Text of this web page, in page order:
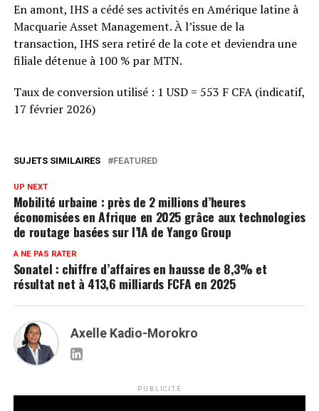
En amont, IHS a cédé ses activités en Amérique latine à
Macquarie Asset Management. À l’issue de la
transaction, IHS sera retiré de la cote et deviendra une
filiale détenue à 100 % par MTN.
Taux de conversion utilisé : 1 USD = 553 F CFA (indicatif,
17 février 2026)
SUJETS SIMILAIRES FEATURED
UP NEXT
Mobilité urbaine : près de 2 millions d’heures
économisées en Afrique en 2025 grâce aux technologies
de routage basées sur l’IA de Yango Group
A NE PAS RATER
Sonatel : chiffre d’affaires en hausse de 8,3% et
résultat net à 413,6 milliards FCFA en 2025
Axelle Kadio-Morokro
PUBLICITÉ